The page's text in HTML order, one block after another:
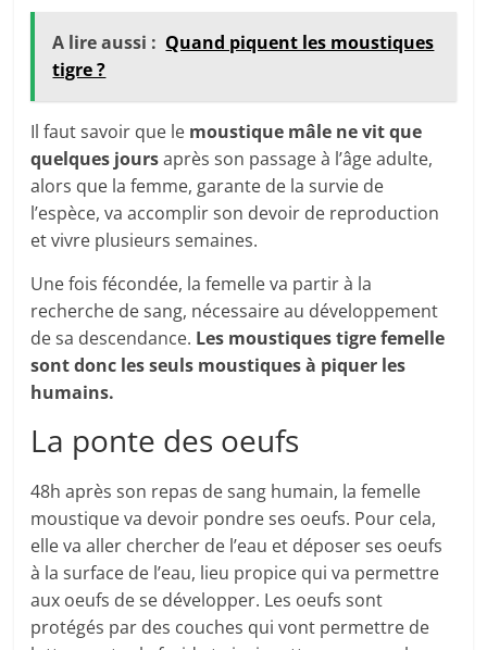
A lire aussi : Quand piquent les moustiques
tigre ?
Il faut savoir que le moustique mâle ne vit que
quelques joursaprès son passage à l’âge adulte,
alors que la femme, garante de la survie de
l’espèce, va accomplir son devoir de reproduction
et vivre plusieurs semaines.
Une fois fécondée, la femelle va partir à la
recherche de sang, nécessaire au développement
de sa descendance. Les moustiques tigre femelle
sont donc les seuls moustiques à piquer les
humains.
La ponte des oeufs
48h après son repas de sang humain, la femelle
moustique va devoir pondre ses oeufs. Pour cela,
elle va aller chercher de l’eau et déposer ses oeufs
à la surface de l’eau, lieu propice qui va permettre
aux oeufs de se développer. Les oeufs sont
protégés par des couches qui vont permettre de